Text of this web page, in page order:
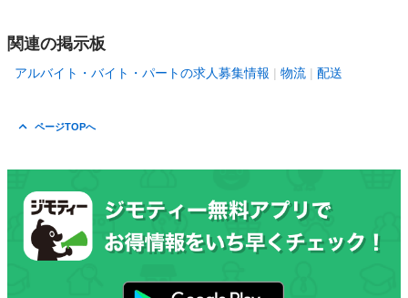
関連の掲示板
アルバイト・バイト・パートの求人募集情報 物流 配送
ページTOPへ